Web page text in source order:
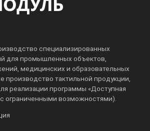
специализированных
для промышленных объектов,
медицинских и образовательных
производство тактильной продукции,
реализации программы «Доступная
ограниченными возможностями).